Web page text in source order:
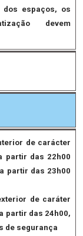
espaços, os
devem
de carácter
partir das 22h00
partir das 23h00
de caráter
partir das 24h00,
de segurança